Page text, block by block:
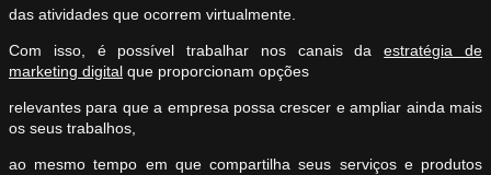
das atividades que ocorrem virtualmente.
Com isso, é possível trabalhar nos canais daestratégiade
marketing digital que proporcionam opções
relevantes para que a empresa possa crescer e ampliar ainda mais
os seus trabalhos,
ao mesmo tempo em que compartilha seus serviços e produtos